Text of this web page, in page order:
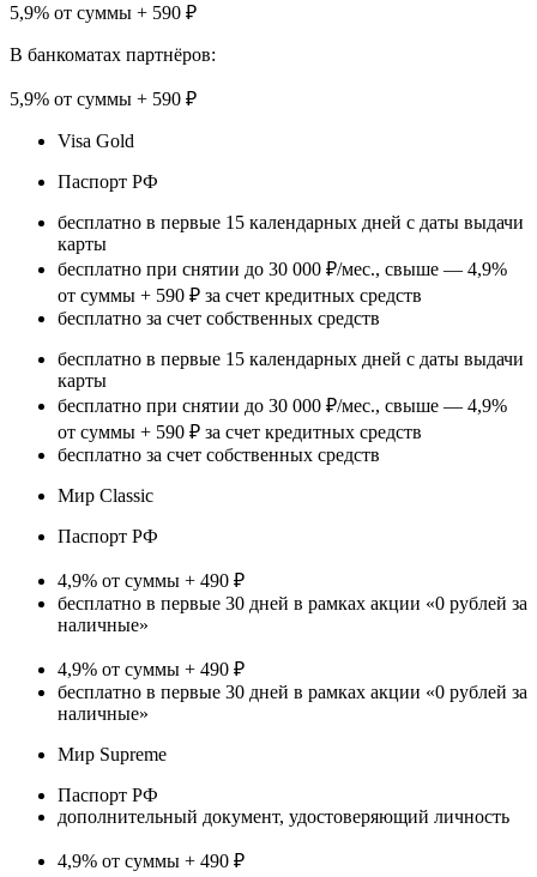
5,9% от суммы + 590 ₽
В банкоматах партнёров:
5,9% от суммы + 590 ₽
Visa Gold
Паспорт РФ
бесплатно в первые 15 календарных дней с даты выдачи
карты
бесплатно при снятии до 30 000 ₽/мес., свыше — 4,9%
от суммы + 590 ₽ за счет кредитных средств
бесплатно за счет собственных средств
бесплатно в первые 15 календарных дней с даты выдачи
карты
бесплатно при снятии до 30 000 ₽/мес., свыше — 4,9%
от суммы + 590 ₽ за счет кредитных средств
бесплатно за счет собственных средств
Мир Classic
Паспорт РФ
4,9% от суммы + 490 ₽
бесплатно в первые 30 дней в рамках акции «0 рублей за
наличные»
4,9% от суммы + 490 ₽
бесплатно в первые 30 дней в рамках акции «0 рублей за
наличные»
Мир Supreme
Паспорт РФ
дополнительный документ, удостоверяющий личность
4,9% от суммы + 490 ₽